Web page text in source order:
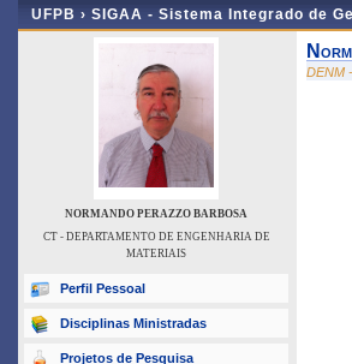
UFPB › SIGAA - Sistema Integrado de
NORMANDO PERAZZO BARBOSA
CT - DEPARTAMENTO DE ENGENHARIA DE
MATERIAIS
Perfil Pessoal
Disciplinas Ministradas
Projetos de Pesquisa
DENM